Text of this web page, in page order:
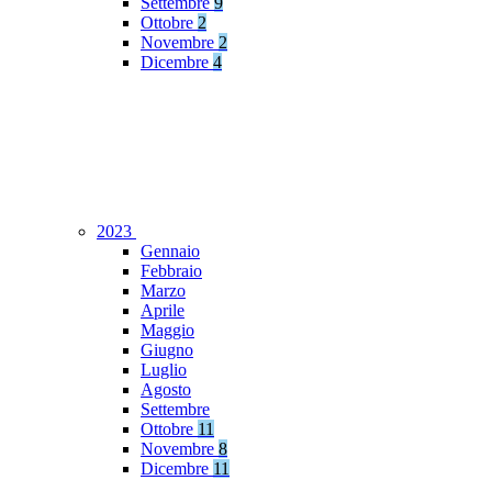
Ottobre 2
Novembre 2
Dicembre 4
2023
Gennaio
Febbraio
Marzo
Aprile
Maggio
Giugno
Luglio
Agosto
Settembre
Ottobre 11
Novembre 8
Dicembre 11